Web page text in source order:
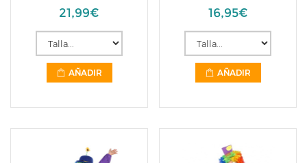
21,99€
AÑADIR
16,95€
AÑADIR